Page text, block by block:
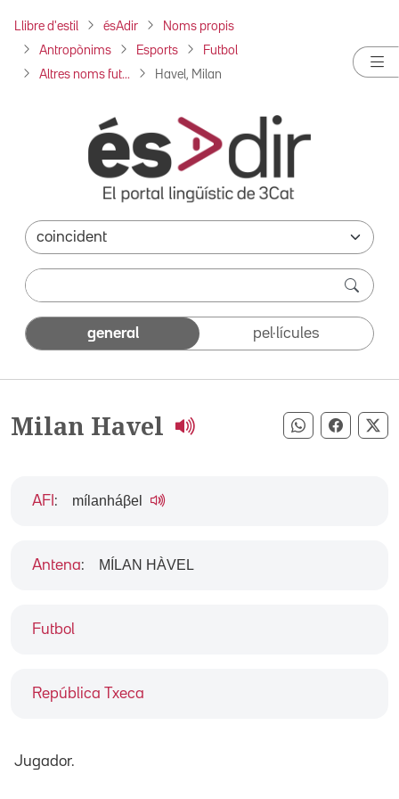
Llibre d'estil ésAdir Noms propis
Antropònims Esports Futbol
Altres noms fut... Havel, Milan
general pel·lícules
Milan Havel Compartir
Futbol
República Txeca
AFI : mílanháβel
Antena: MÍLAN HÀVEL
Jugador.